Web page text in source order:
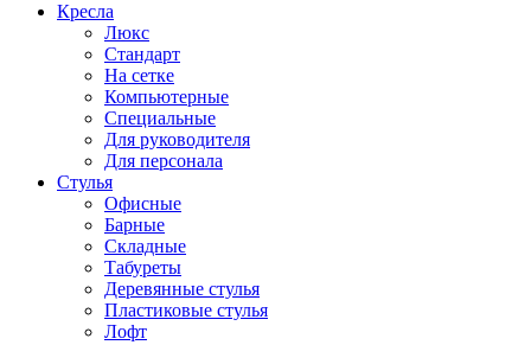
Кресла
Люкс
Стандарт
На сетке
Компьютерные
Специальные
Для руководителя
Для персонала
Стулья
Офисные
Барные
Складные
Табуреты
Деревянные стулья
Пластиковые стулья
Лофт